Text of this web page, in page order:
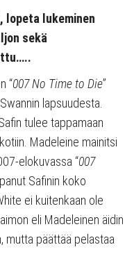
lopeta lukeminen
sekä
“007 No Time to Die”
lapsuudesta.
tulee tappamaan
Madeleine mainitsi
elokuvassa “007
Safinin koko
ei kuitenkaan ole
eli Madeleinen äidin
mutta päättää pelastaa